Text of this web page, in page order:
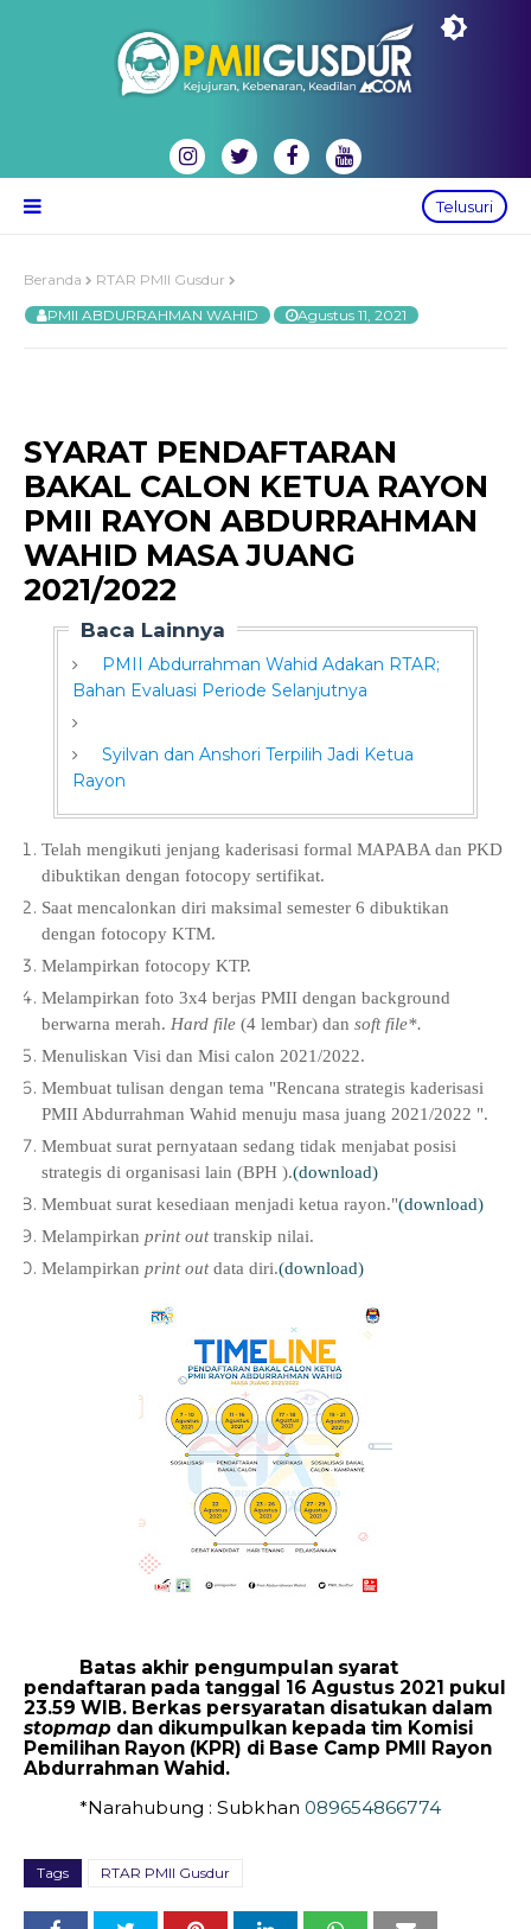
Telusuri
Beranda
RTAR PMII Gusdur
PMII ABDURRAHMAN WAHID
Agustus 11, 2021
SYARAT PENDAFTARAN
BAKAL CALON KETUA RAYON
PMII RAYON ABDURRAHMAN
WAHID MASA JUANG
2021/2022
Baca Lainnya
PMII Abdurrahman Wahid Adakan RTAR;
Bahan Evaluasi Periode Selanjutnya
Syilvan dan Anshori Terpilih Jadi Ketua
Rayon
Telah mengikuti jenjang kaderisasi formal MAPABA dan PKD
dibuktikan dengan fotocopy sertifikat.
Saat mencalonkan diri maksimal semester 6 dibuktikan
dengan fotocopy KTM.
Melampirkan fotocopy KTP.
Melampirkan foto 3x4 berjas PMII dengan background
berwarna merah. Hard file (4 lembar) dan soft file*.
Menuliskan Visi dan Misi calon 2021/2022.
Membuat tulisan dengan tema "Rencana strategis kaderisasi
PMII Abdurrahman Wahid menuju masa juang 2021/2022 ".
Membuat surat pernyataan sedang tidak menjabat posisi
strategis di organisasi lain (BPH ).(download)
Membuat surat kesediaan menjadi ketua rayon."(download)
Melampirkan print outtranskip nilai.
Melampirkan print outdata diri.(download)
Batas akhir pengumpulan syarat
pendaftaran pada tanggal 16 Agustus 2021 pukul
23.59 WIB. Berkas persyaratan disatukan dalam
stopmap dan dikumpulkan kepada tim Komisi
Pemilihan Rayon (KPR) di Base Camp PMII Rayon
Abdurrahman Wahid.
*Narahubung : Subkhan089654866774
Tags RTAR PMII Gusdur